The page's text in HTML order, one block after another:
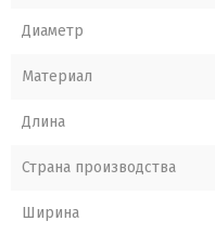
Диаметр
Материал
Длина
Страна производства
Ширина